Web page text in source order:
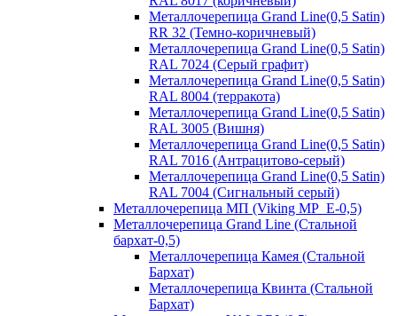
Металлочерепица Grand Line(0,5 Satin)
RR 32 (Темно-коричневый)
Металлочерепица Grand Line(0,5 Satin)
RAL 7024 (Серый графит)
Металлочерепица Grand Line(0,5 Satin)
RAL 8004 (терракота)
Металлочерепица Grand Line(0,5 Satin)
RAL 3005 (Вишня)
Металлочерепица Grand Line(0,5 Satin)
RAL 7016 (Антрацитово-серый)
Металлочерепица Grand Line(0,5 Satin)
RAL 7004 (Сигнальный серый)
Металлочерепица МП (Viking MP_E-0,5)
Металлочерепица Grand Line (Стальной
бархат-0,5)
Металлочерепица Камея (Стальной
Бархат)
Металлочерепица Квинта (Стальной
Бархат)